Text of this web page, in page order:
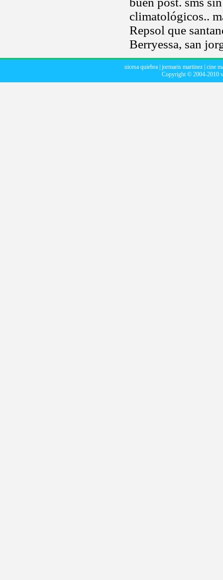
climatológicos..
Repsol que
Berryessa, san
uicesa quiebra| jormaris martinez| cine
Copyright © 2004-2010